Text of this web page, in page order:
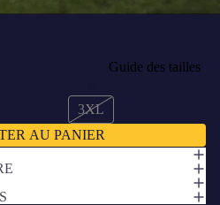
Guide des tailles
3XL
AU PANIER